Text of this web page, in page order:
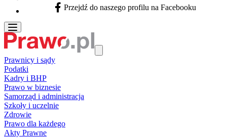
Facebook - otwiera się w nowej karcie
Przejdź do naszego profilu na Facebooku
Prawnicy i sądy
Podatki
Kadry i BHP
Prawo w biznesie
Samorząd i administracja
Szkoły i uczelnie
Zdrowie
Prawo dla każdego
Akty Prawne